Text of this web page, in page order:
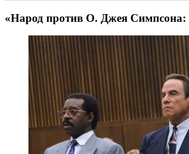
«Народ против О. Джея Симпсона: